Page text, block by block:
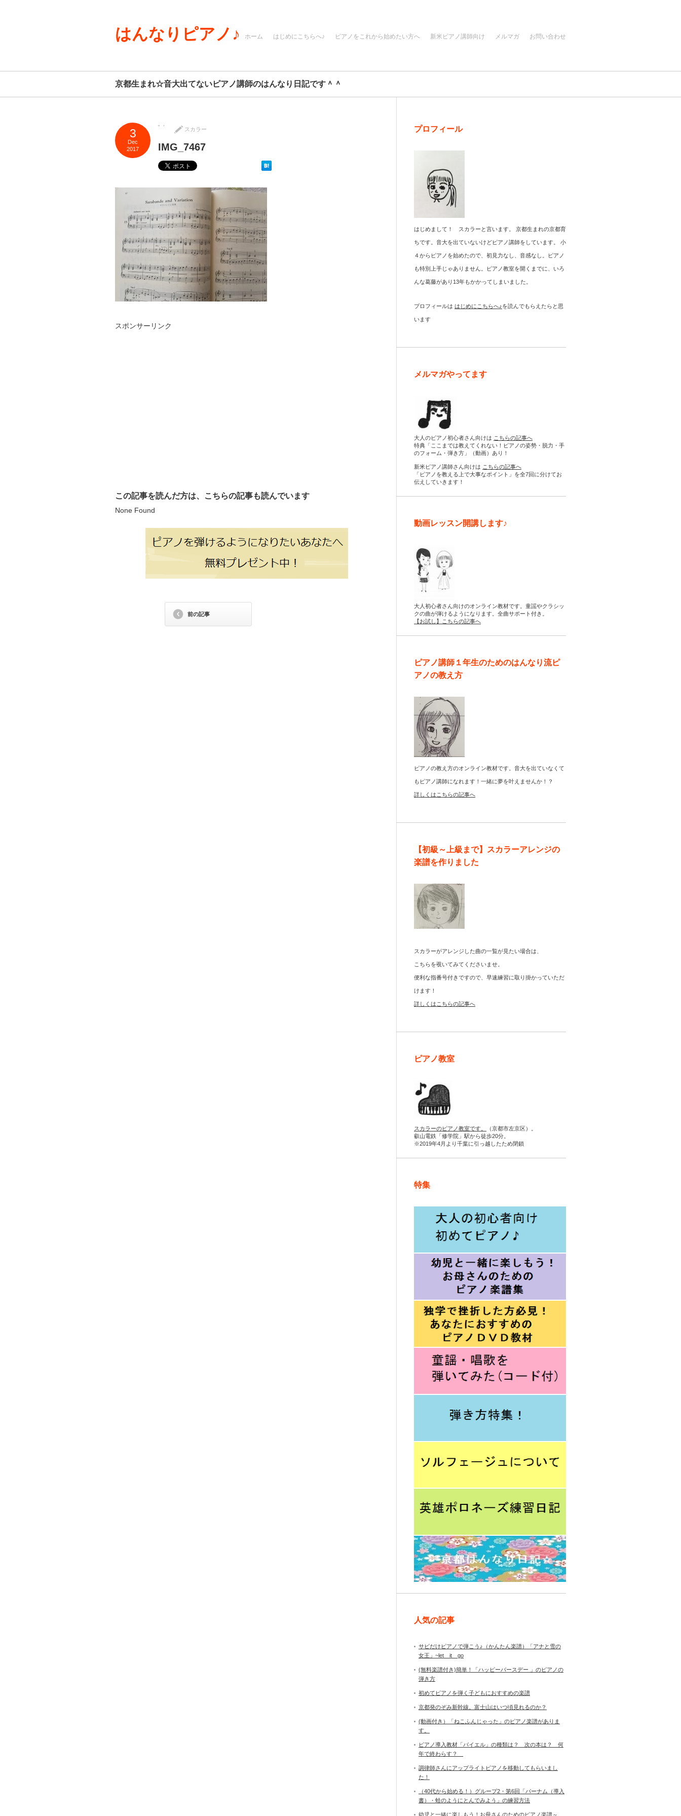
はんなりピアノ♪ ホーム はじめにこちらへ♪ ピアノをこれから始めたい方へ 新米ピアノ講師向け メルマガ お問い合わせ
京都生まれ☆音大出てないピアノ講師のはんなり日記です＾＾
3
Dec
2017
スカラー
IMG_7467
スポンサーリンク
この記事を読んだ方は、こちらの記事も読んでいます
None Found
前の記事
プロフィール
はじめまして！ スカラーと言います。 京都生まれの京都育
ちです。音大を出ていないけどピアノ講師をしています。 小
４からピアノを始めたので、初見力なし、音感なし。ピアノ
も特別上手じゃありません。ピアノ教室を開くまでに、いろ
んな葛藤があり13年もかかってしまいました。
プロフィールは はじめにこちらへ♪を読んでもらえたらと思
います
メルマガやってます
大人のピアノ初心者さん向けは こちらの記事へ
特典「ここまでは教えてくれない！ピアノの姿勢・脱力・手
のフォーム・弾き方」（動画）あり！
新米ピアノ講師さん向けは こちらの記事へ
「ピアノを教える上で大事なポイント」を全7回に分けてお
伝えしていきます！
動画レッスン開講します♪
大人初心者さん向けのオンライン教材です。童謡やクラシッ
クの曲が弾けるようになります。全曲サポート付き。
【お試し】こちらの記事へ
ピアノ講師１年生のためのはんなり流ピ
アノの教え方
ピアノの教え方のオンライン教材です。音大を出ていなくて
もピアノ講師になれます！一緒に夢を叶えませんか！？
詳しくはこちらの記事へ
【初級～上級まで】スカラーアレンジの
楽譜を作りました
スカラーがアレンジした曲の一覧が見たい場合は、
こちらを覗いてみてくださいませ。
便利な指番号付きですので、早速練習に取り掛かっていただ
けます！
詳しくはこちらの記事へ
ピアノ教室
スカラーのピアノ教室です。
（京都市左京区）。
叡山電鉄「修学院」駅から徒歩20分。
※2019年4月より千葉に引っ越したため閉鎖
特集
人気の記事
サビだけピアノで弾こう♪（かんたん楽譜）「アナと雪の
女王」~let it go
(無料楽譜付き)簡単！「ハッピーバースデー 」のピアノの
弾き方
初めてピアノを弾く子どもにおすすめの楽譜
京都発のぞみ新幹線。富士山はいつ頃見れるのか？
(動画付き）「ねこふんじゃった」のピアノ楽譜がありま
す。
ピアノ導入教材「バイエル」の種類は？ 次の本は？ 何
年で終わらす？
調律師さんにアップライトピアノを移動してもらいまし
た！
（40代から始める！）グループ2・第6回「バーナム（導入
書）・蛙のようにとんでみよう」の練習方法
幼児と一緒に楽しもう！お母さんのためのピアノ楽譜～